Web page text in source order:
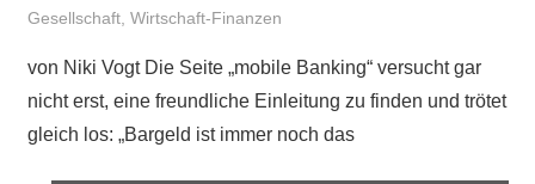
Gesellschaft, Wirtschaft-Finanzen
von Niki Vogt Die Seite „mobile Banking“ versucht gar
nicht erst, eine freundliche Einleitung zu finden und trötet
gleich los: „Bargeld ist immer noch das